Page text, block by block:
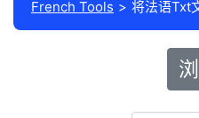
French Tools 将法语Txt